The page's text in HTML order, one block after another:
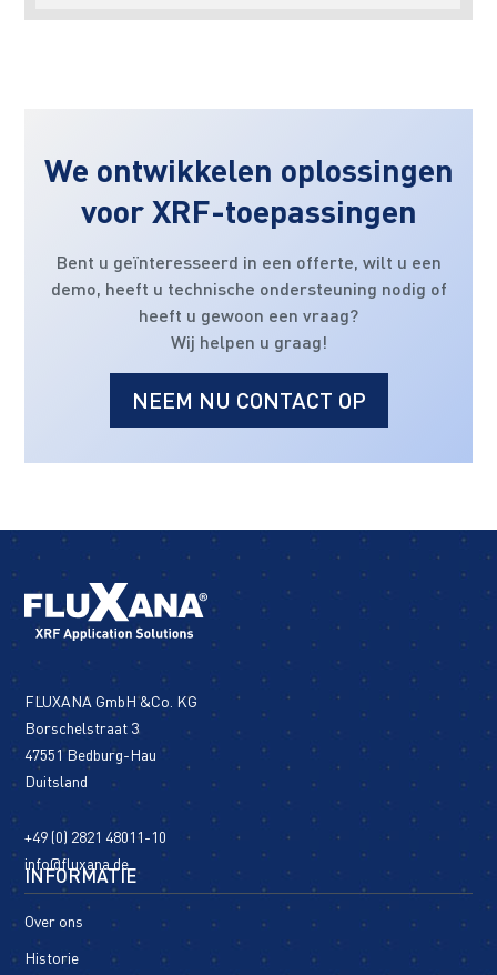
We ontwikkelen oplossingen
voor XRF-toepassingen
Bent u geïnteresseerd in een offerte, wilt u een
demo, heeft u technische ondersteuning nodig of
heeft u gewoon een vraag?
Wij helpen u graag!
NEEM NU CONTACT OP
FLUXANA GmbH &Co. KG
Borschelstraat 3
47551 Bedburg-Hau
Duitsland
+49 (0) 2821 48011-10
info@fluxana.de
INFORMATIE
Over ons
Historie